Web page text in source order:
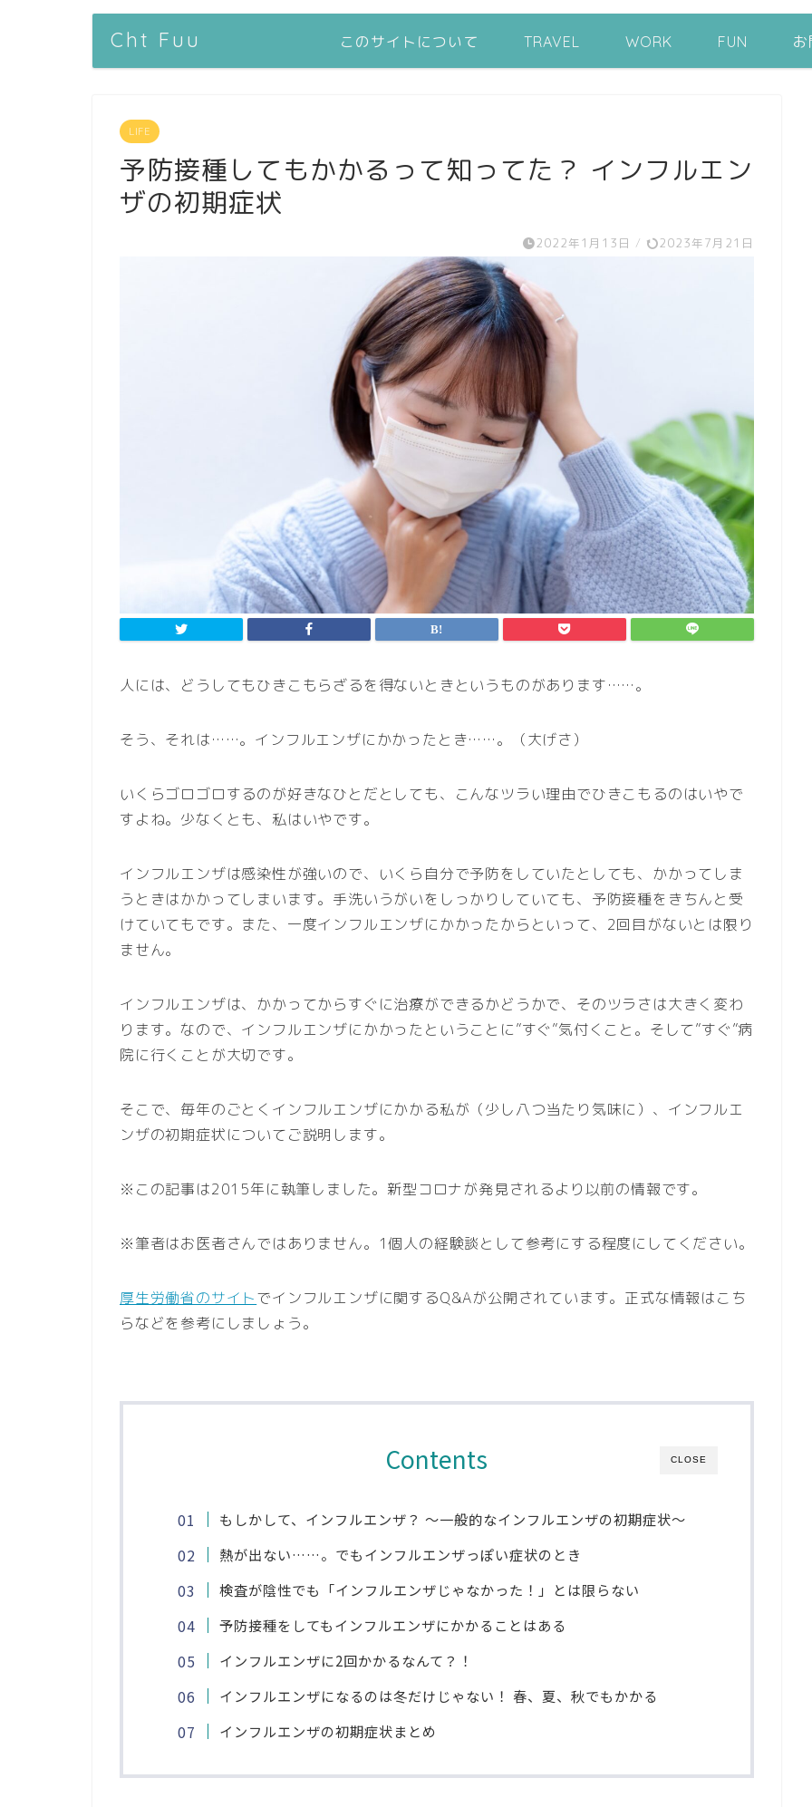
Cht Fuu このサイトについて TRAVEL WORK FUN
LIFE
予防接種してもかかるって知ってた？ インフルエン
ザの初期症状
2022年1月13日 / 2023年7月21日
人には、どうしてもひきこもらざるを得ないときというものがあります……。
そう、それは……。インフルエンザにかかったとき……。（大げさ）
いくらゴロゴロするのが好きなひとだとしても、こんなツラい理由でひきこもるのはいやで
すよね。少なくとも、私はいやです。
インフルエンザは感染性が強いので、いくら自分で予防をしていたとしても、かかってしま
うときはかかってしまいます。手洗いうがいをしっかりしていても、予防接種をきちんと受
けていてもです。また、一度インフルエンザにかかったからといって、2回目がないとは限り
ません。
インフルエンザは、かかってからすぐに治療ができるかどうかで、そのツラさは大きく変わ
ります。なので、インフルエンザにかかったということに”すぐ”気付くこと。そして”すぐ”病
院に行くことが大切です。
そこで、毎年のごとくインフルエンザにかかる私が（少し八つ当たり気味に）、インフルエ
ンザの初期症状についてご説明します。
※この記事は2015年に執筆しました。新型コロナが発見されるより以前の情報です。
※筆者はお医者さんではありません。1個人の経験談として参考にする程度にしてください。
厚生労働省のサイトでインフルエンザに関するQ&Aが公開されています。正式な情報はこち
らなどを参考にしましょう。
CLOSE
Contents
もしかして、インフルエンザ？ ～一般的なインフルエンザの初期症状～
熱が出ない……。でもインフルエンザっぽい症状のとき
検査が陰性でも「インフルエンザじゃなかった！」とは限らない
予防接種をしてもインフルエンザにかかることはある
インフルエンザに2回かかるなんて？！
インフルエンザになるのは冬だけじゃない！ 春、夏、秋でもかかる
インフルエンザの初期症状まとめ